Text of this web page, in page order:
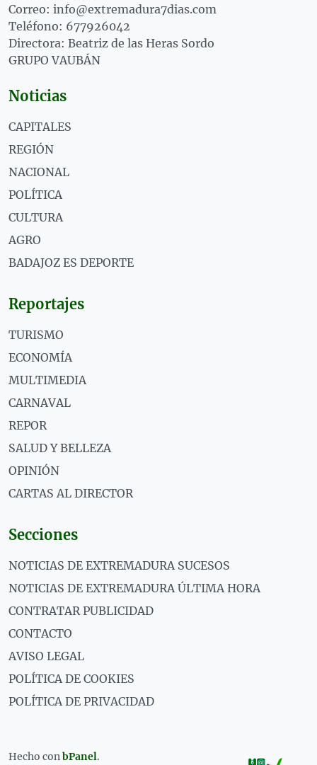
Correo: info@extremadura7dias.com
Teléfono: 677926042
Directora: Beatriz de las Heras Sordo
GRUPO VAUBÁN
Noticias
CAPITALES
REGIÓN
NACIONAL
POLÍTICA
CULTURA
AGRO
BADAJOZ ES DEPORTE
Reportajes
TURISMO
ECONOMÍA
MULTIMEDIA
CARNAVAL
REPOR
SALUD Y BELLEZA
OPINIÓN
CARTAS AL DIRECTOR
Secciones
NOTICIAS DE EXTREMADURA SUCESOS
NOTICIAS DE EXTREMADURA ÚLTIMA HORA
CONTRATAR PUBLICIDAD
CONTACTO
AVISO LEGAL
POLÍTICA DE COOKIES
POLÍTICA DE PRIVACIDAD
Hecho conbPanel.